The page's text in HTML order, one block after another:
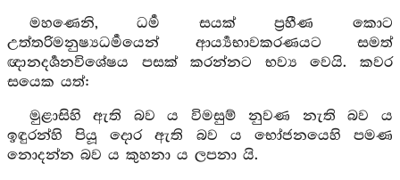
මහණෙනි, ධර්‍ම සයක් ප්‍රහීණ කොට
උත්තරිමනුෂ්‍යධර්‍මයෙන් ආර්‍ය්‍යභාවකරණයට සමත්
ඥානදර්‍ශනවිශේෂය පසක් කරන්නට භව්‍ය වෙයි. කවර
සයෙක යත්:
මුළාසිහි ඇති බව ය විමසුම් නුවණ නැති බව ය
ඉඳුරන්හි පියූ දොර ඇති බව ය භෝජනයෙහි පමණ
නොදන්න බව ය කුහනා ය ලපනා යි.